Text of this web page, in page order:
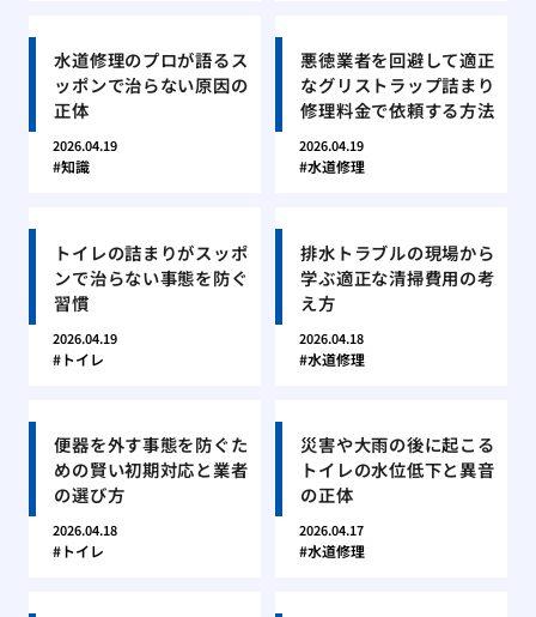
水道修理のプロが語るス
ッポンで治らない原因の
正体
2026.04.19
知識
悪徳業者を回避して適正
なグリストラップ詰まり
修理料金で依頼する方法
2026.04.19
水道修理
トイレの詰まりがスッポ
ンで治らない事態を防ぐ
習慣
2026.04.19
トイレ
排水トラブルの現場から
学ぶ適正な清掃費用の考
え方
2026.04.18
水道修理
便器を外す事態を防ぐた
めの賢い初期対応と業者
の選び方
2026.04.18
トイレ
災害や大雨の後に起こる
トイレの水位低下と異音
の正体
2026.04.17
水道修理